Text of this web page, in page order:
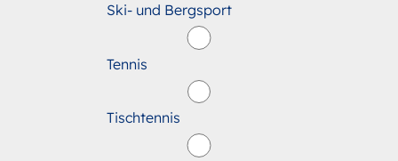
Ski- und Bergsport
Tennis
Tischtennis